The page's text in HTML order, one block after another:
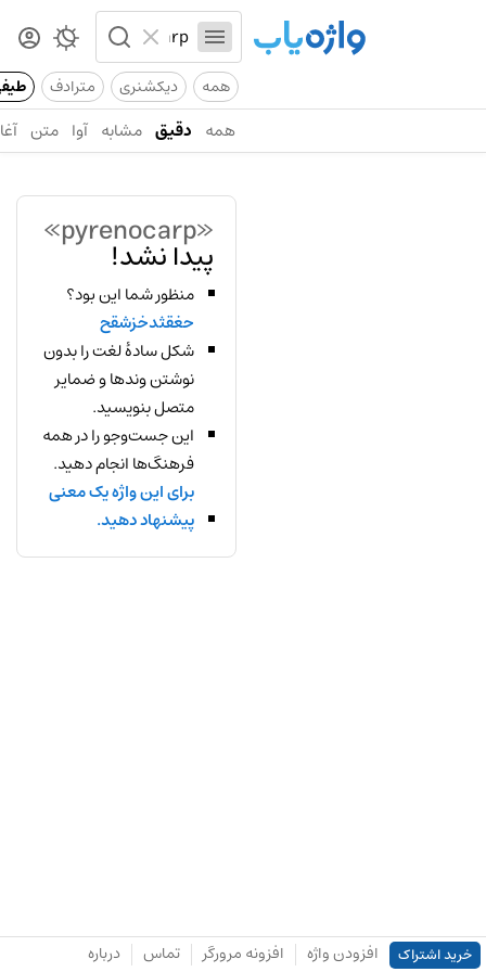
همه دیکشنری مترادف
همه دقیق مشابه آوا متن
«pyrenocarp»
پیدا نشد!
منظور شما این بود؟
حغقثدخزشقح
شکل سادهٔ لغت را بدون
نوشتن وندها و ضمایر
متصل بنویسید.
این جست‌وجو را در همه
فرهنگ‌ها انجام دهید.
برای این واژه یک معنی
پیشنهاد دهید.
خرید اشتراک افزودن واژه افزونه مرورگر تماس درباره